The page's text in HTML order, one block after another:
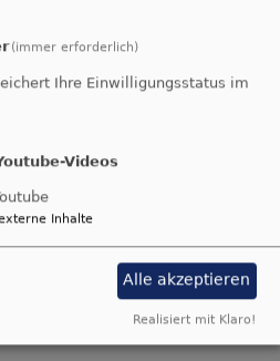
Konzert
Martin-Luther
(immer erforderlich)
Ihre Einwilligungsstatus im
Videos
Inhalte
Alle akzeptieren
Realisiert mit Klaro!